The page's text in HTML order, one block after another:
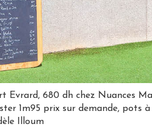
Evrard, 680 dh chez Nuances
1m95 prix sur demande, pots
Illoum